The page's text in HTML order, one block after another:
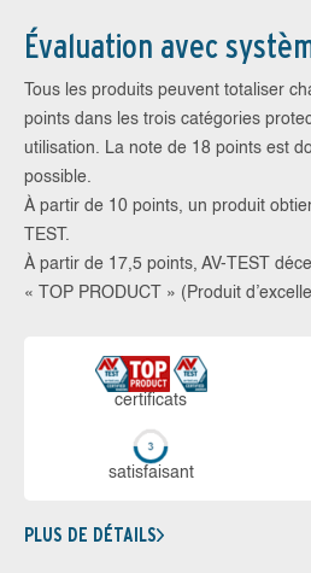
Évaluation avec
Tous les produits peuvent totaliser
points dans les trois catégories
utilisation. La note de 18 points est
possible.
À partir de 10 points, un produit
TEST.
À partir de 17,5 points, AV-TEST
« TOP PRODUCT » (Produit
certi­ficats
sa­tis­fai­sant
PLUS DE DÉTAILS